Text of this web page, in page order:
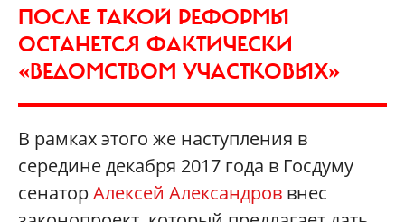
ПОСЛЕ ТАКОЙ РЕФОРМЫ
ОСТАНЕТСЯ ФАКТИЧЕСКИ
«ВЕДОМСТВОМ УЧАСТКОВЫХ»
В рамках этого же наступления в
середине декабря 2017 года в Госдуму
сенаторАлексей Александров внес